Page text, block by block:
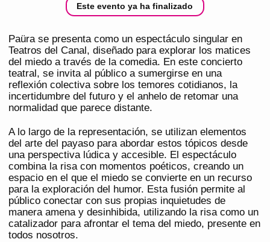
Este evento ya ha finalizado
Paüra se presenta como un espectáculo singular en
Teatros del Canal, diseñado para explorar los matices
del miedo a través de la comedia. En este concierto
teatral, se invita al público a sumergirse en una
reflexión colectiva sobre los temores cotidianos, la
incertidumbre del futuro y el anhelo de retomar una
normalidad que parece distante.
A lo largo de la representación, se utilizan elementos
del arte del payaso para abordar estos tópicos desde
una perspectiva lúdica y accesible. El espectáculo
combina la risa con momentos poéticos, creando un
espacio en el que el miedo se convierte en un recurso
para la exploración del humor. Esta fusión permite al
público conectar con sus propias inquietudes de
manera amena y desinhibida, utilizando la risa como un
catalizador para afrontar el tema del miedo, presente en
todos nosotros.